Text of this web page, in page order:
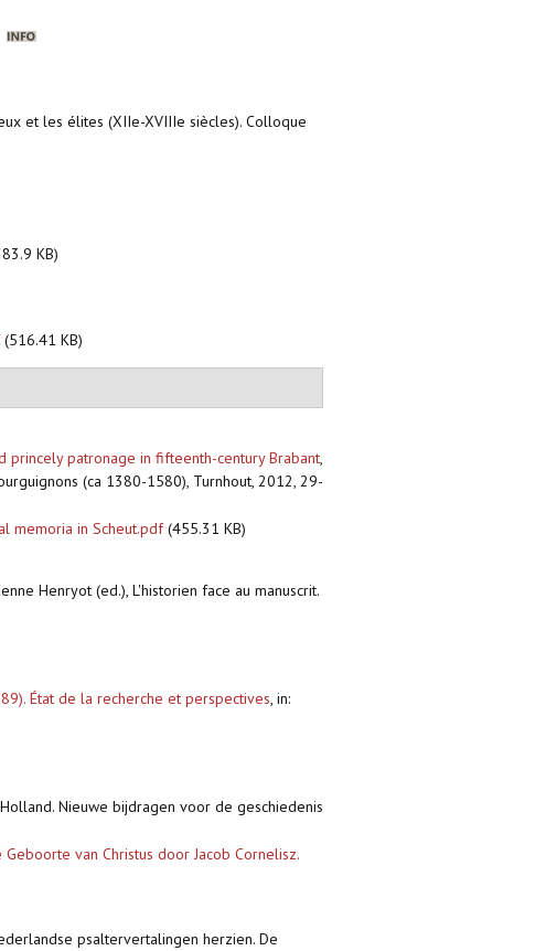
et les élites (XIIe-XVIIIe siècles). Colloque
KB)
(516.41 KB)
princely patronage in fifteenth-century Brabant,
(ca 1380-1580), Turnhout, 2012, 29-
memoria in Scheut.pdf(455.31 KB)
Henryot (ed.), L'historien face au manuscrit.
État de la recherche et perspectives, in:
Nieuwe bijdragen voor de geschiedenis
van Christus door Jacob Cornelisz.
psaltervertalingen herzien. De